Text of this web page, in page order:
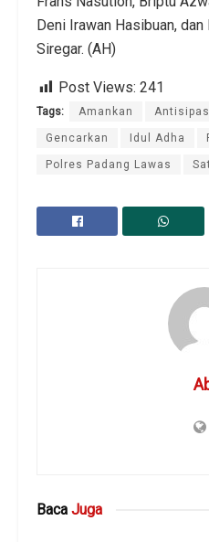
Deni Irawan Hasibuan,
Siregar. (AH)
Post Views: 241
Tags: Amankan
Gencarkan Idul Adha
Polres Padang Lawas
Baca Juga